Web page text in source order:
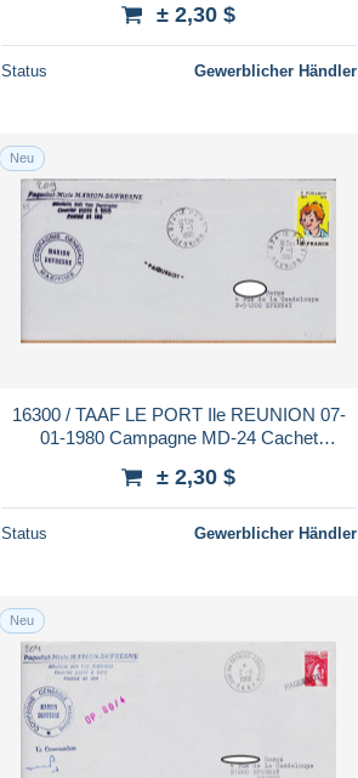
Antarctiques
± 2,30 $
Status Gewerblicher Händler
Neu
16300 / TAAF LE PORT Ile REUNION 07-
01-1980 Campagne MD-24 Cachet
Iles Australes T.A.A.
± 2,30 $
Status Gewerblicher Händler
Neu